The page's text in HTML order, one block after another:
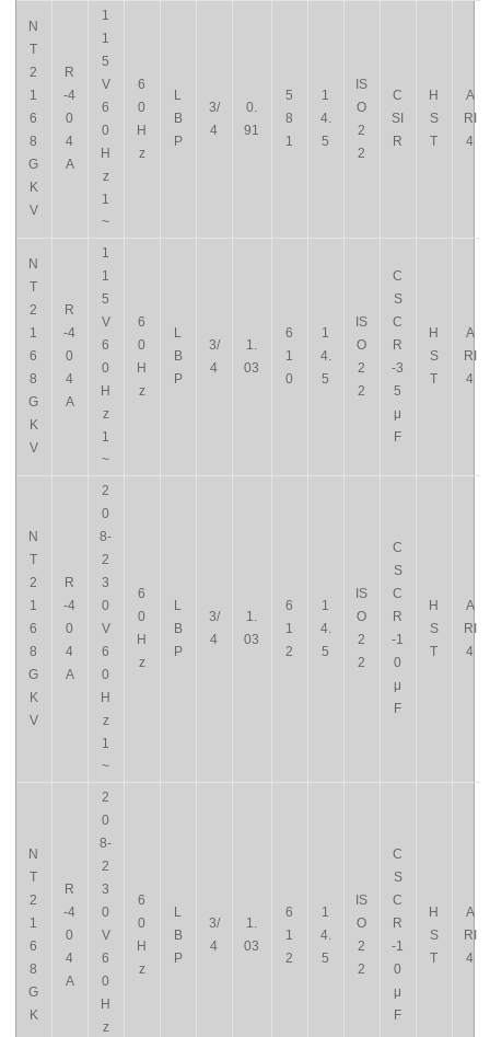
N
T
2
1
6
8
G
K
V
R
-4
0
4
A
1
1
5
V
6
0
H
z
1
~
6
0
H
z
L
B
P
3/
4
0.
91
5
8
1
1
4.
5
IS
O
2
2
C
SI
R
H
S
T
A
RI
4
N
T
2
1
6
8
G
K
V
R
-4
0
4
A
1
1
5
V
6
0
H
z
1
~
6
0
H
z
L
B
P
3/
4
1.
03
6
1
0
1
4.
5
IS
O
2
2
C
S
C
R
-3
5
μ
F
H
S
T
A
RI
4
N
T
2
1
6
8
G
K
V
R
-4
0
4
A
2
0
8-
2
3
0
V
6
0
H
z
1
~
6
0
H
z
L
B
P
3/
4
1.
03
6
1
2
1
4.
5
IS
O
2
2
C
S
C
R
-1
0
μ
F
H
S
T
A
RI
4
N
T
2
1
6
8
G
K
R
-4
0
4
A
2
0
8-
2
3
0
V
6
0
H
z
6
0
H
z
L
B
P
3/
4
1.
03
6
1
2
1
4.
5
IS
O
2
2
C
S
C
R
-1
0
μ
F
H
S
T
A
RI
4